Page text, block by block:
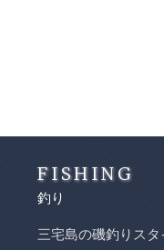
FISHING
釣り
三宅島の磯釣りスタ